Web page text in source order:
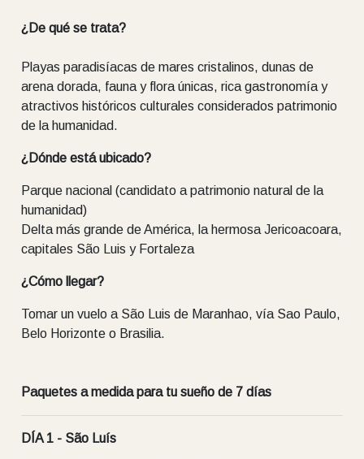
¿De qué se trata?
Playas paradisíacas de mares cristalinos, dunas de
arena dorada, fauna y flora únicas, rica gastronomía y
atractivos históricos culturales considerados patrimonio
de la humanidad.
¿Dónde está ubicado?
Parque nacional (candidato a patrimonio natural de la
humanidad)
Delta más grande de América, la hermosa Jericoacoara,
capitales São Luis y Fortaleza
¿Cómo llegar?
Tomar un vuelo a São Luis de Maranhao, vía Sao Paulo,
Belo Horizonte o Brasilia.
Paquetes a medida para tu sueño de 7 días
DÍA 1 - São Luís